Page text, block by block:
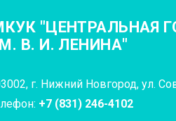
"ЦЕНТРАЛЬНАЯ
В. И. ЛЕНИНА"
г. Нижний Новгород, ул.
+7 (831) 246-4102